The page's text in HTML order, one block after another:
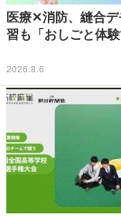
医療✕消防、縫合
習も「おしごと体
2026.8.6